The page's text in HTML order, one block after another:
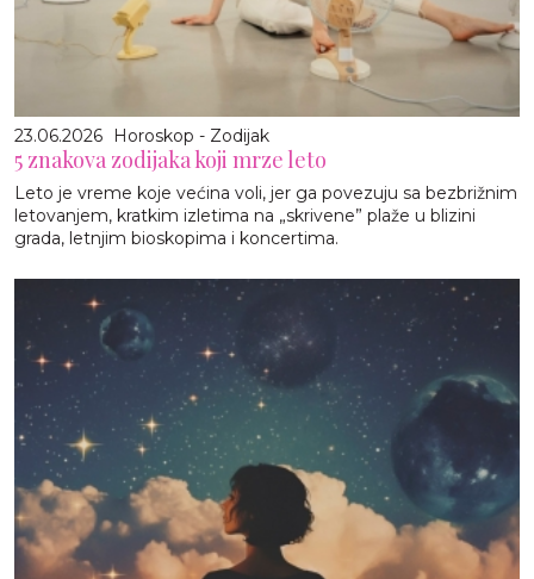
23.06.2026 Horoskop - Zodijak
5 znakova zodijaka koji mrze leto
Leto je vreme koje većina voli, jer ga povezuju sa bezbrižnim
letovanjem, kratkim izletima na „skrivene” plaže u blizini
grada, letnjim bioskopima i koncertima.